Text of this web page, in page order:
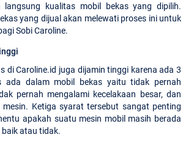
langsung kualitas mobil bekas yang dipilih.
yang dijual akan melewati proses ini untuk
Sobi Caroline.
di Caroline.id juga dijamin tinggi karena ada 3
ada dalam mobil bekas yaitu tidak pernah
pernah mengalami kecelakaan besar, dan
Ketiga syarat tersebut sangat penting
apakah suatu mesin mobil masih berada
atau tidak.